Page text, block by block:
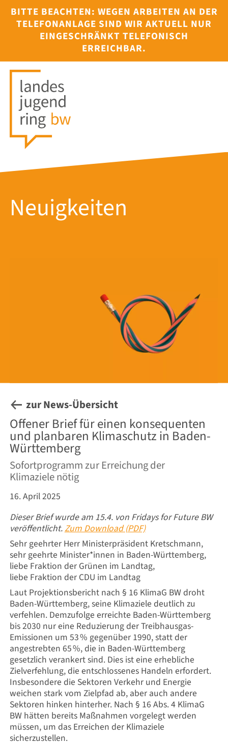
BITTE BEACHTEN: WEGEN ARBEITEN AN DER
TELEFONANLAGE SIND WIR AKTUELL NUR
EINGESCHRÄNKT TELEFONISCH
ERREICHBAR.
Neuigkeiten
Offener Brief für einen konsequenten
und planbaren Klimaschutz in Baden-
Württemberg
Sofortprogramm zur Erreichung der
Klimaziele nötig
16. April 2025
Dieser Brief wurde am 15.4. von Fridays for Future BW
veröffentlicht. Zum Download (PDF)
Sehr geehrter Herr Ministerpräsident Kretschmann,
sehr geehrte Minister*innen in Baden-Württemberg,
liebe Fraktion der Grünen im Landtag,
liebe Fraktion der CDU im Landtag
Laut Projektionsbericht nach § 16 KlimaG BW droht
Baden-Württemberg, seine Klimaziele deutlich zu
verfehlen. Demzufolge erreichte Baden-Württemberg
bis 2030 nur eine Reduzierung der Treibhausgas-
Emissionen um 53 % gegenüber 1990, statt der
angestrebten 65 %, die in Baden-Württemberg
gesetzlich verankert sind. Dies ist eine erhebliche
Zielverfehlung, die entschlossenes Handeln erfordert.
Insbesondere die Sektoren Verkehr und Energie
weichen stark vom Zielpfad ab, aber auch andere
Sektoren hinken hinterher. Nach § 16 Abs. 4 KlimaG
BW hätten bereits Maßnahmen vorgelegt werden
müssen, um das Erreichen der Klimaziele
sicherzustellen.
zur News-Übersicht